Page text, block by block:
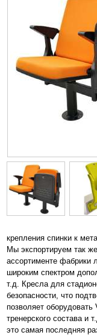
крепления спинки к
Мы экспортируем так
ассортименте фабрики
широким спектром
т.д. Кресла для
безопасности, что
позволяет
тренерского состава и
это самая последняя